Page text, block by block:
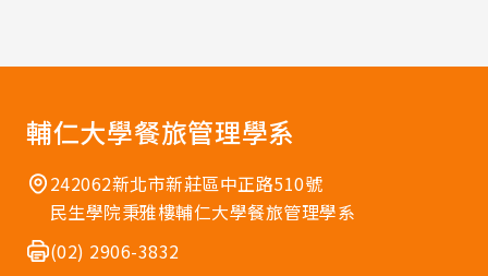
輔仁大學餐旅管理學系
242062新北市新莊區中正路510號
民生學院秉雅樓輔仁大學餐旅管理學系
(02) 2906-3832